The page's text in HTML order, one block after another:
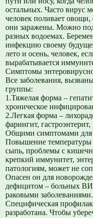
остальных. Часто вирус
человек поливает
они заражены. Можно
разных водоемах.
инфекцию своему
лето и осень, человек,
вырабатывается
Симптомы
Все заболевания,
группы:
1.Тяжелая форма –
хроническое
2.Легкая форма –
фарингит, гастроэнтерит,
Общими симптомами для
Повышение температуры
сыпь, проблемы с
крепкий иммунитет,
патологиям, может не
Опасен он для
дефицитом – больных
раковыми заболеваниями.
Специфическая
разработана. Чтобы